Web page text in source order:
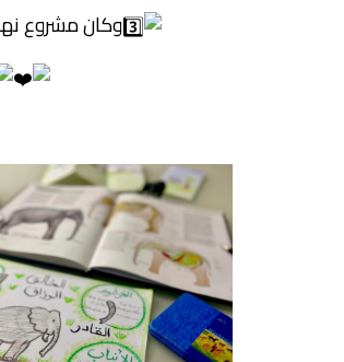
وكان مشروع